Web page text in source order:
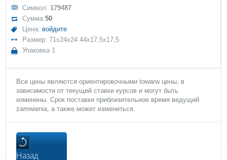
Символ: 179487
Сумма50
Цена: войдите
Размер: 71x24x24 44x17,5x17,5
Упаковка 1
Все цены являются ориентировочными towarw цены, в
зависимости от текущей ставки курсов и могут быть
изменены. Срок поставки приблизительное время ведущий
zamwienia, а также может измениться.
Назад